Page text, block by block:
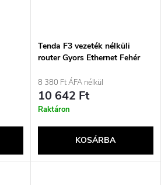
Tenda F3 vezeték nélküli
router Gyors Ethernet Fehér
8 380 Ft ÁFA nélkül
10 642 Ft
Raktáron
KOSÁRBA